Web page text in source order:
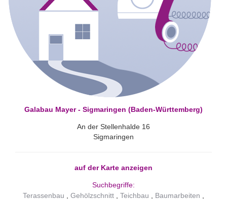
Galabau Mayer - Sigmaringen (Baden-Württemberg)
An der Stellenhalde 16
Sigmaringen
auf der Karte anzeigen
Suchbegriffe:
Terassenbau
Gehölzschnitt Teichbau
Baumarbeiten